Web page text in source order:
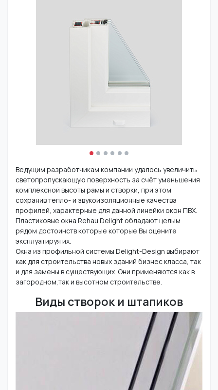
Ведущим разработчикам компании удалось увеличить
светопропускающую поверхность за счёт уменьшения
комплексной высоты рамы и створки, при этом
сохранив тепло- и звукоизоляционные качества
профилей, характерные для данной линейки окон ПВХ.
Пластиковые окна Rehau Delight обладают целым
рядом достоинств которые которые Вы оцените
эксплуатируя их.
Окна из профильной системы Delight-Design выбирают
как для строительства новых зданий бизнес класса, так
и для замены в существующих. Они применяются как в
загородном,так и высотном строительстве.
Виды створок и штапиков